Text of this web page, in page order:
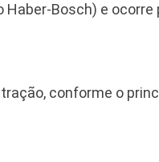
Bosch) e ocorre
conforme o